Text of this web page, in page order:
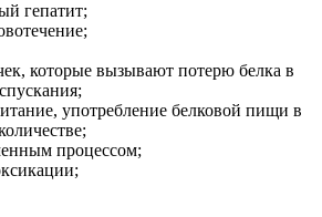
гепатит;
которые вызывают потерю белка в
употребление белковой пищи в
процессом;